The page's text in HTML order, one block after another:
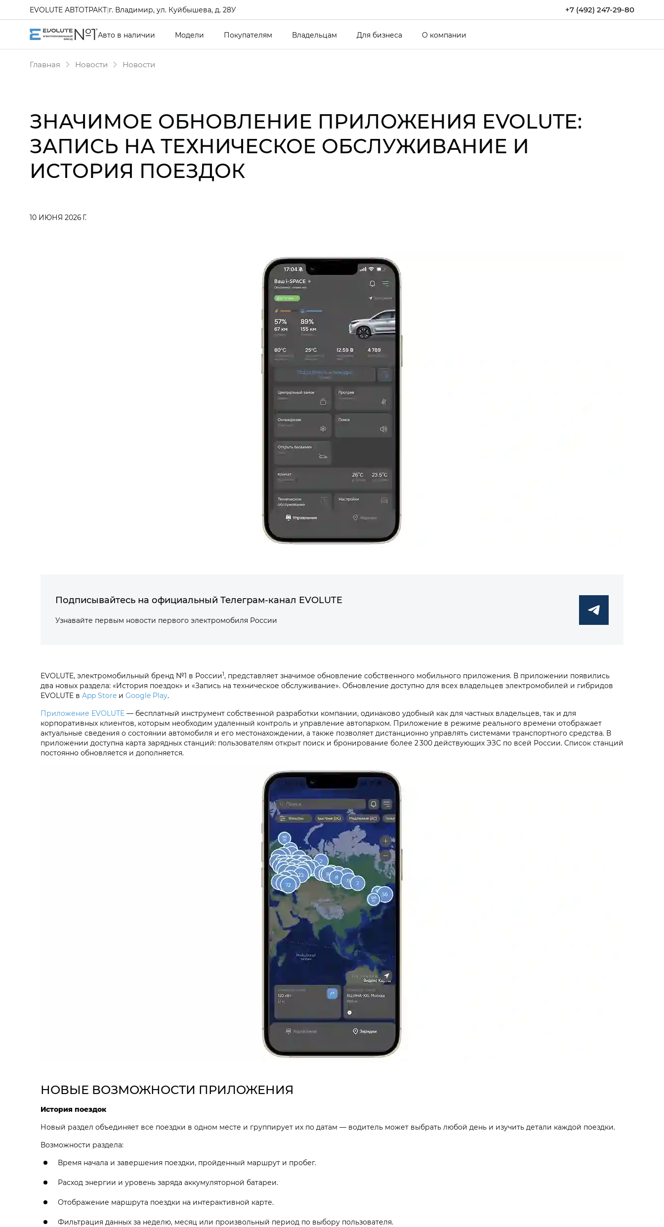
+7 (492) 247-29-80
EVOLUTE АВТОТРАКТ|г. Владимир, ул. Куйбышева, д. 28У
Авто в наличии Модели Покупателям Владельцам Для бизнеса О компании
Главная Новости Новости
ЗНАЧИМОЕ ОБНОВЛЕНИЕ ПРИЛОЖЕНИЯ EVOLUTE:
ЗАПИСЬ НА ТЕХНИЧЕСКОЕ ОБСЛУЖИВАНИЕ И
ИСТОРИЯ ПОЕЗДОК
10 ИЮНЯ 2026 Г.
Подписывайтесь на официальный Телеграм-канал EVOLUTE
Узнавайте первым новости первого электромобиля России
EVOLUTE, электромобильный бренд №1 в России1, представляет значимое обновление собственного мобильного приложения. В приложении появились
два новых раздела: «История поездок» и «Запись на техническое обслуживание». Обновление доступно для всех владельцев электромобилей и гибридов
EVOLUTE в App Store и Google Play.
Приложение EVOLUTE — бесплатный инструмент собственной разработки компании, одинаково удобный как для частных владельцев, так и для
корпоративных клиентов, которым необходим удаленный контроль и управление автопарком. Приложение в режиме реального времени отображает
актуальные сведения о состоянии автомобиля и его местонахождении, а также позволяет дистанционно управлять системами транспортного средства. В
приложении доступна карта зарядных станций: пользователям открыт поиск и бронирование более 2 300 действующих ЭЗС по всей России. Список станций
постоянно обновляется и дополняется.
НОВЫЕ ВОЗМОЖНОСТИ ПРИЛОЖЕНИЯ
История поездок
Новый раздел объединяет все поездки в одном месте и группирует их по датам — водитель может выбрать любой день и изучить детали каждой поездки.
Возможности раздела:
Время начала и завершения поездки, пройденный маршрут и пробег.
Расход энергии и уровень заряда аккумуляторной батареи.
Отображение маршрута поездки на интерактивной карте.
Фильтрация данных за неделю, месяц или произвольный период по выбору пользователя.